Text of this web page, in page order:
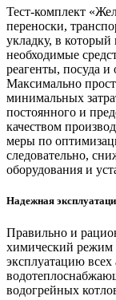
Тест-комплект
переноски,
укладку, в
необходимые
реагенты, посуда и
Максимально
минимальных
постоянного и
качеством
меры по
следовательно,
оборудования и
Надежная
Правильно и
химический режим
эксплуатацию всех
водогрейных